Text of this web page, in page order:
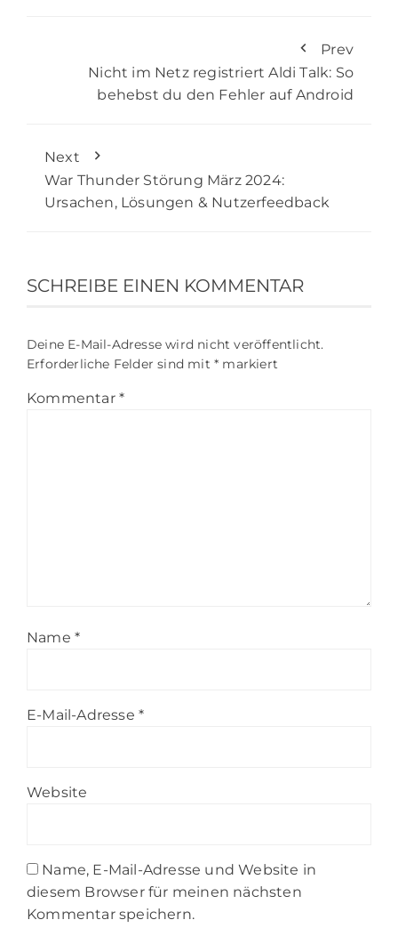
Prev
Nicht im Netz registriert Aldi Talk: So
behebst du den Fehler auf Android
Next
War Thunder Störung März 2024:
Ursachen, Lösungen & Nutzerfeedback
SCHREIBE EINEN KOMMENTAR
Deine E-Mail-Adresse wird nicht veröffentlicht.
Erforderliche Felder sind mit * markiert
Kommentar *
Name *
E-Mail-Adresse *
Website
Name, E-Mail-Adresse und Website in
diesem Browser für meinen nächsten
Kommentar speichern.